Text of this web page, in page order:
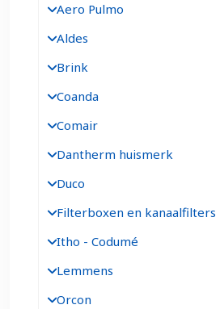
Aero Pulmo
Aldes
Brink
Coanda
Comair
Dantherm huismerk
Duco
Filterboxen en kanaalfilters
Itho - Codumé
Lemmens
Orcon